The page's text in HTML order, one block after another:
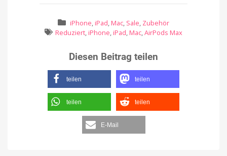
iPhone, iPad, Mac, Sale, Zubehör
Reduziert, iPhone, iPad, Mac,AirPods Max
Diesen Beitrag teilen
teilen teilen
teilen teilen
E-Mail